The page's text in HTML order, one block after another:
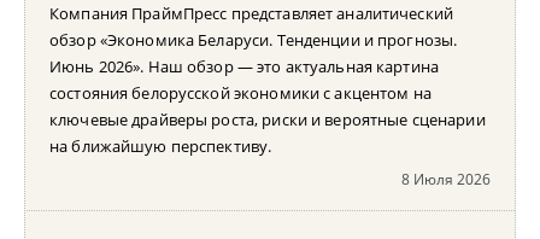
Компания ПраймПресс представляет аналитический
обзор «Экономика Беларуси. Тенденции и прогнозы.
Июнь 2026». Наш обзор — это актуальная картина
состояния белорусской экономики с акцентом на
ключевые драйверы роста, риски и вероятные сценарии
на ближайшую перспективу.
8 Июля 2026